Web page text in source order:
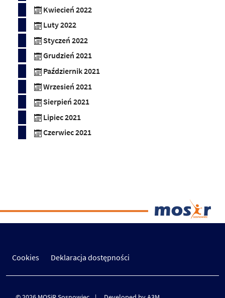
Kwiecień 2022
Luty 2022
Styczeń 2022
Grudzień 2021
Październik 2021
Wrzesień 2021
Sierpień 2021
Lipiec 2021
Czerwiec 2021
Cookies Deklaracja dostępności